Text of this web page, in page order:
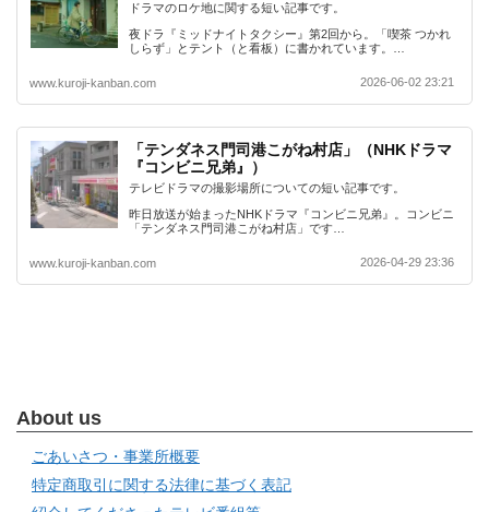
ドラマのロケ地に関する短い記事です。
夜ドラ『ミッドナイトタクシー』第2回から。「喫茶 つかれ
しらず」とテント（と看板）に書かれています。…
www.kuroji-kanban.com 2026-06-02 23:21
「テンダネス門司港こがね村店」（NHKドラマ
『コンビニ兄弟』）
テレビドラマの撮影場所についての短い記事です。
昨日放送が始まったNHKドラマ『コンビニ兄弟』。コンビニ
「テンダネス門司港こがね村店」です…
www.kuroji-kanban.com 2026-04-29 23:36
About us
ごあいさつ・事業所概要
特定商取引に関する法律に基づく表記